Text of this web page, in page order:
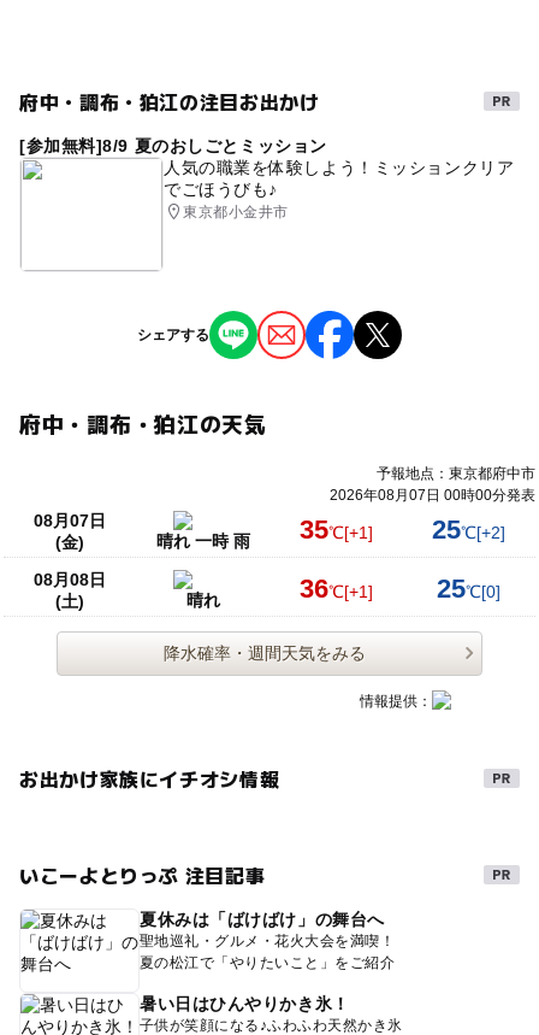
王子・上中里
赤羽・十条
練馬・光が丘・氷川台
両国・錦糸町
亀有・金町・柴又・青砥
小岩・新小岩
東雲・新木場・南砂
渋谷・代々木公園
中目黒・恵比寿・代官山
府中・調布・狛江の注目お出かけ
[参加無料]8/9 夏のおしごとミッション
人気の職業を体験しよう！ミッションクリア
でごほうびも♪
東京都小金井市
シェアする
府中・調布・狛江の天気
予報地点：東京都府中市
2026年08月07日 00時00分発表
08月07日
(金)
晴れ 一時 雨 35℃[+1] 25℃[+2]
08月08日
(土)
晴れ 36℃[+1] 25℃[0]
降水確率・週間天気をみる
情報提供：
お出かけ家族にイチオシ情報
いこーよとりっぷ 注目記事
夏休みは「ばけばけ」の舞台へ
聖地巡礼・グルメ・花火大会を満喫！
夏の松江で「やりたいこと」をご紹介
暑い日はひんやりかき氷！
子供が笑顔になる♪ふわふわ天然かき氷